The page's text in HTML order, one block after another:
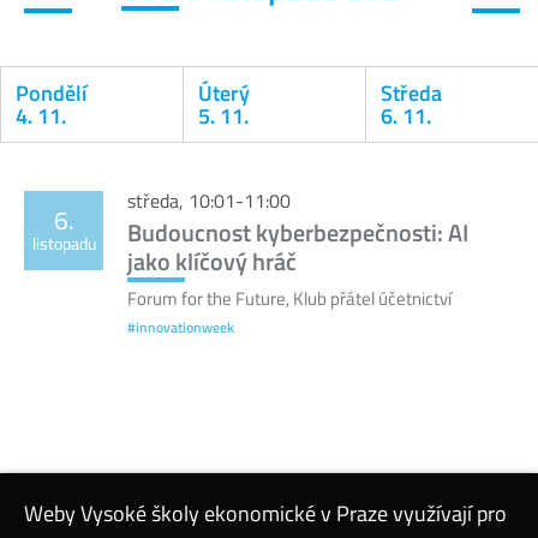
Pondělí
4. 11.
Úterý
5. 11.
Středa
6. 11.
Kalendář
6.
listopadu
středa, 10:01-11:00
Budoucnost kyberbezpečnosti: AI
jako klíčový hráč
Forum for the Future, Klub přátel účetnictví
#innovationweek
Weby Vysoké školy ekonomické v Praze využívají pro